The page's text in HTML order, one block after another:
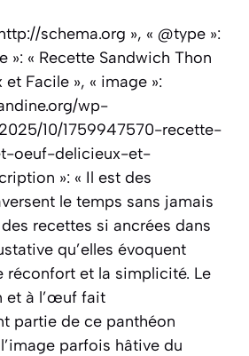
schema.org », « @type »:
»: « Recette Sandwich Thon
Facile », « image »:
wp-
10/1759947570-recette-
oeuf-delicieux-et-
»: « Il est des
le temps sans jamais
recettes si ancrées dans
qu’elles évoquent
réconfort et la simplicité. Le
et à l’œuf fait
partie de ce panthéon
parfois hâtive du